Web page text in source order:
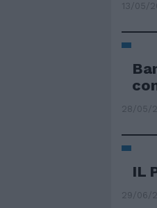
13/05/
28/05/
IL
29/06/